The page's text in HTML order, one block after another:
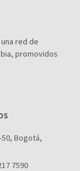
red de
promovidos
50, Bogotá,
7590